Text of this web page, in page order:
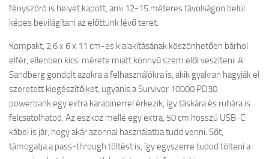
fényszóró is helyet kapott, ami 12-15 méteres távolságon belül
képes bevilágítani az előttünk lévő teret.
Kompakt, 2,6 x 6 x 11 cm-es kialakításának köszönhetően bárhol
elfér, ellenben kicsi mérete miatt könnyű szem elől veszíteni. A
Sandberg gondolt azokra a felhasználókra is, akik gyakran hagyják el
szeretett kiegészítőiket, ugyanis a Survivor 10000 PD30
powerbank egy extra karabinerrel érkezik, így táskára és ruhára is
felcsatolhatod. Az eszköz mellé egy extra, 50 cm hosszú USB-C
kábel is jár, hogy akár azonnal használatba tudd venni. Sőt,
támogatja a pass-through töltést is, így egyszerre tudod tölteni a